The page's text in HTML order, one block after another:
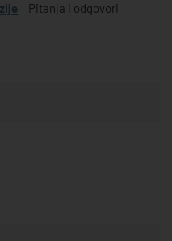
Pitanja i odgovori